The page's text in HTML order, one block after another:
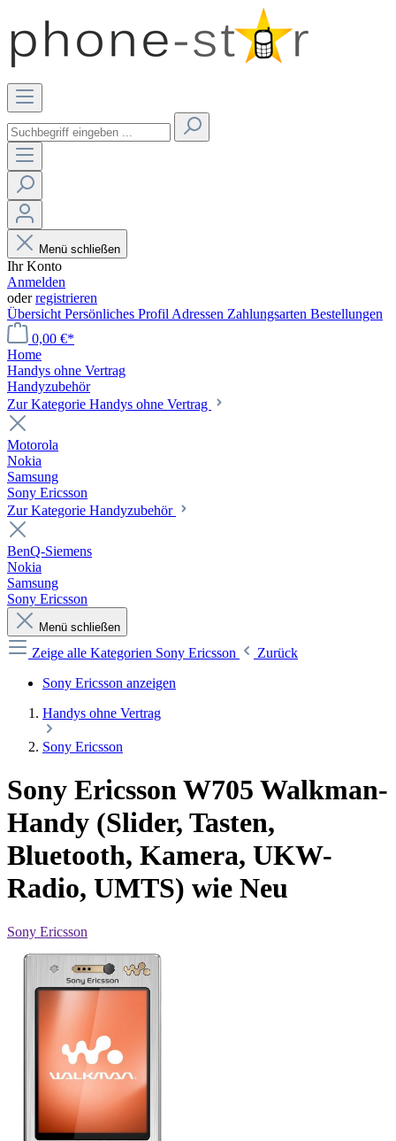
Menü schließen
Ihr Konto
Anmelden
oderregistrieren
Übersicht Persönliches Profil Adressen Zahlungsarten Bestellungen
0,00 €*
Home
Handys ohne Vertrag
Handyzubehör
Zur Kategorie Handys ohne Vertrag
Motorola
Nokia
Samsung
Sony Ericsson
Zur Kategorie Handyzubehör
BenQ-Siemens
Nokia
Samsung
Sony Ericsson
Menü schließen
Zeige alle Kategorien Sony Ericsson
Zurück
Sony Ericsson anzeigen
Handys ohne Vertrag
Sony Ericsson
Sony Ericsson W705 Walkman-
Handy (Slider, Tasten,
Bluetooth, Kamera, UKW-
Radio, UMTS) wie Neu
Sony Ericsson